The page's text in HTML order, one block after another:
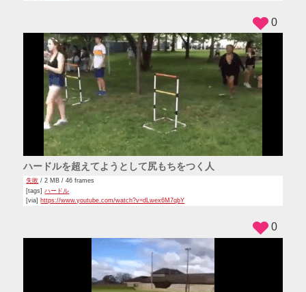
ハードルを超えてようとして尻もちをつく人
失敗 / 2 MB / 46 frames
[tags]ハードル
[via] https://www.youtube.com/watch?v=dLwex6M7qbY
0
0